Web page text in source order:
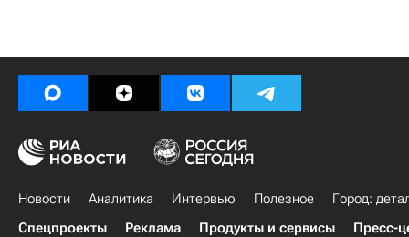
Новости Аналитика Интервью Полезное
Город:
Спецпроекты
Реклама Продукты и сервисы Пресс-